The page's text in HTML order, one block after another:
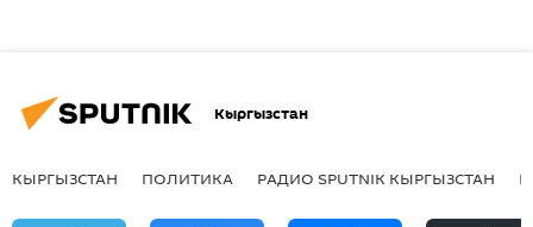
Кыргызстан
КЫРГЫЗСТАН ПОЛИТИКА РАДИО SPUTNIK КЫРГЫЗСТАН